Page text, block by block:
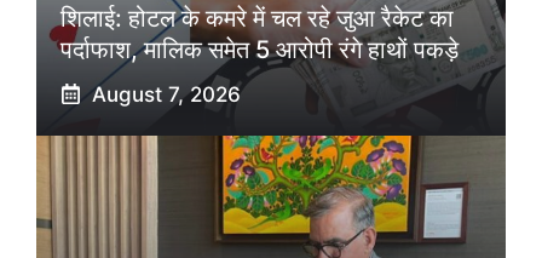
शिलाई: होटल के कमरे में चल रहे जुआ रैकेट का
पर्दाफाश, मालिक समेत 5 आरोपी रंगे हाथों पकड़े
August 7, 2026